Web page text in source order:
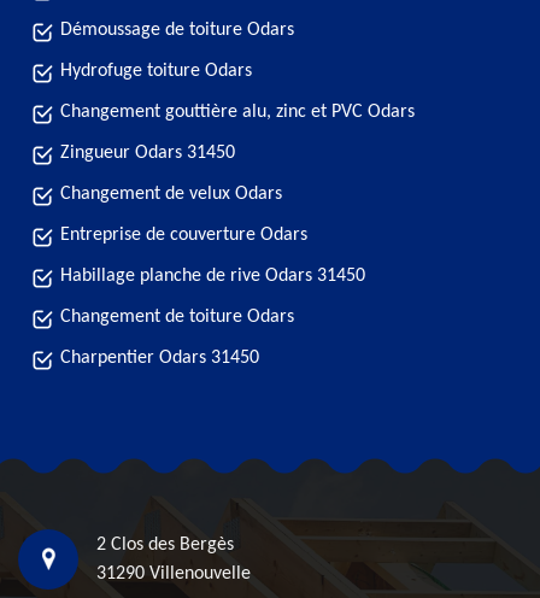
Démoussage de toiture Odars
Hydrofuge toiture Odars
Changement gouttière alu, zinc et PVC Odars
Zingueur Odars 31450
Changement de velux Odars
Entreprise de couverture Odars
Habillage planche de rive Odars 31450
Changement de toiture Odars
Charpentier Odars 31450
2 Clos des Bergès
31290 Villenouvelle